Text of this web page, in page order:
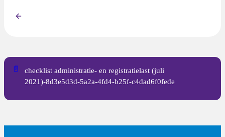
📄
checklist administratie- en registratielast (juli
2021)-8d3e5d3d-5a2a-4fd4-b25f-c4dad6f0fede